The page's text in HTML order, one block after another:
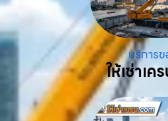
บริการข
ให้เช่าเ